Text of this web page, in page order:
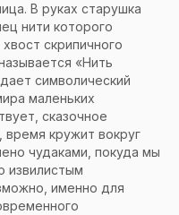
В руках старушка
нити которого
скрипичного
«Нить
символический
маленьких
сказочное
время кружит вокруг
чудаками, покуда мы
извилистым
именно для